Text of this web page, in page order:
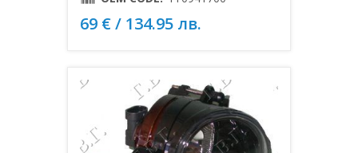
69 € / 134.95 лв.